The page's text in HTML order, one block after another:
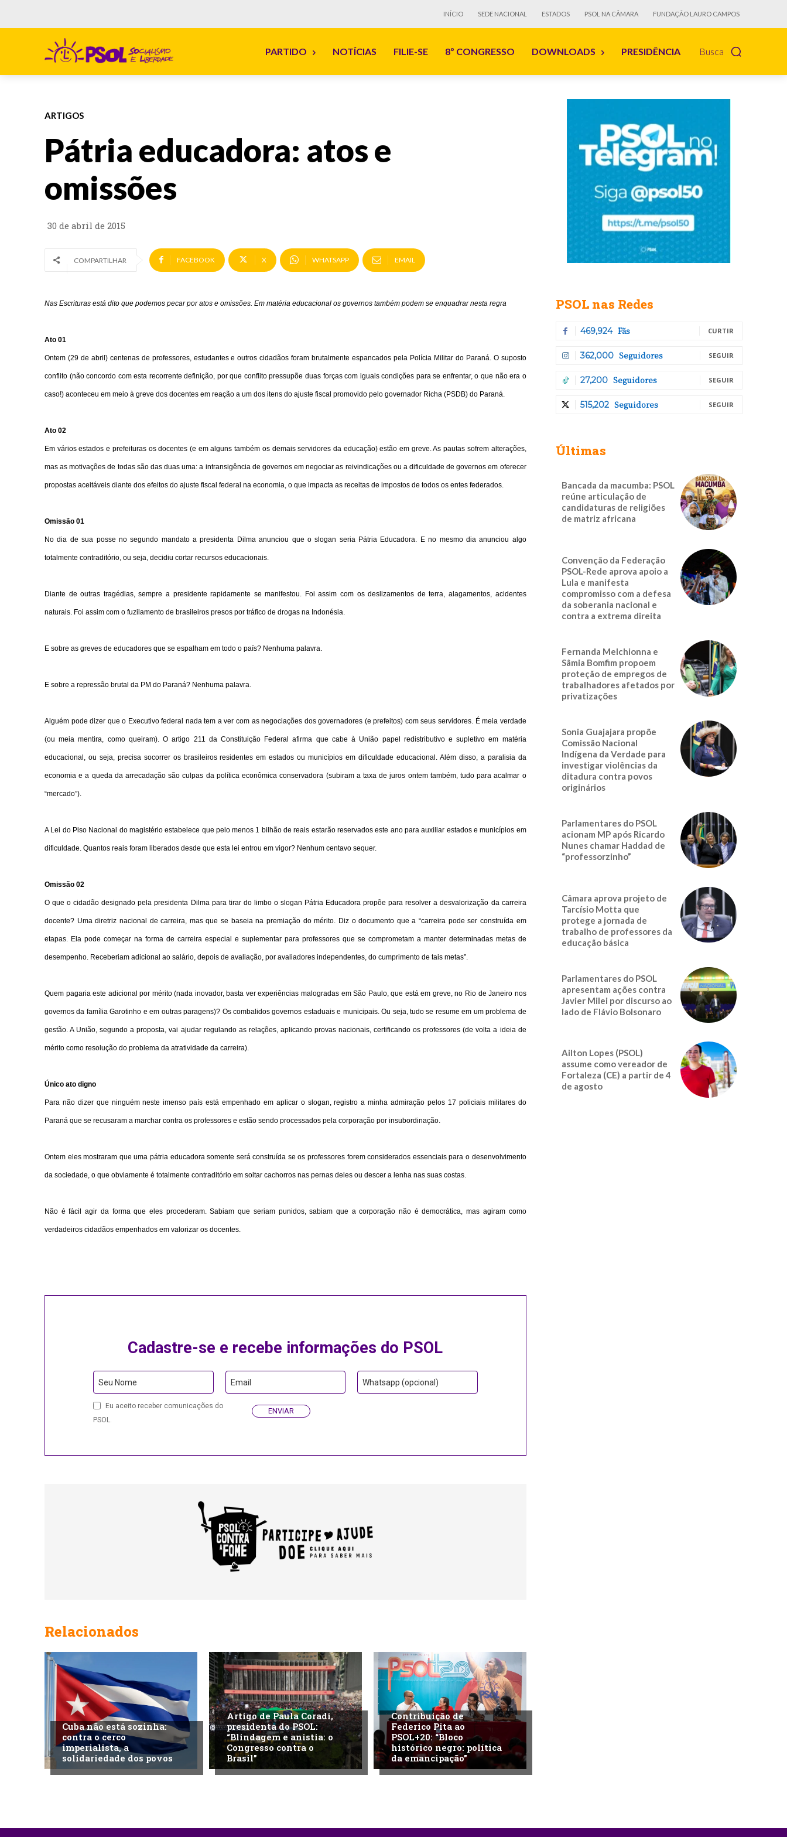
INÍCIO SEDE NACIONAL ESTADOS PSOL NA CÂMARA FUNDAÇÃO LAURO CAMPOS
Busca
PARTIDO NOTÍCIAS FILIE-SE 8º CONGRESSO DOWNLOADS PRESIDÊNCIA
ARTIGOS
Pátria educadora: atos e
omissões
30 de abril de 2015
COMPARTILHAR FACEBOOK X WHATSAPP EMAIL
Nas Escrituras está dito que podemos pecar por atos e omissões. Em matéria educacional os governos também podem se enquadrar nesta regra
Ato 01
Ontem (29 de abril) centenas de professores, estudantes e outros cidadãos foram brutalmente espancados pela Polícia Militar do Paraná. O suposto
conflito (não concordo com esta recorrente definição, por que conflito pressupõe duas forças com iguais condições para se enfrentar, o que não era o
caso!) aconteceu em meio à greve dos docentes em reação a um dos itens do ajuste fiscal promovido pelo governador Richa (PSDB) do Paraná.
Ato 02
Em vários estados e prefeituras os docentes (e em alguns também os demais servidores da educação) estão em greve. As pautas sofrem alterações,
mas as motivações de todas são das duas uma: a intransigência de governos em negociar as reivindicações ou a dificuldade de governos em oferecer
propostas aceitáveis diante dos efeitos do ajuste fiscal federal na economia, o que impacta as receitas de impostos de todos os entes federados.
Omissão 01
No dia de sua posse no segundo mandato a presidenta Dilma anunciou que o slogan seria Pátria Educadora. E no mesmo dia anunciou algo
totalmente contraditório, ou seja, decidiu cortar recursos educacionais.
Diante de outras tragédias, sempre a presidente rapidamente se manifestou. Foi assim com os deslizamentos de terra, alagamentos, acidentes
naturais. Foi assim com o fuzilamento de brasileiros presos por tráfico de drogas na Indonésia.
E sobre as greves de educadores que se espalham em todo o país? Nenhuma palavra.
E sobre a repressão brutal da PM do Paraná? Nenhuma palavra.
Alguém pode dizer que o Executivo federal nada tem a ver com as negociações dos governadores (e prefeitos) com seus servidores. É meia verdade
(ou meia mentira, como queiram). O artigo 211 da Constituição Federal afirma que cabe à União papel redistributivo e supletivo em matéria
educacional, ou seja, precisa socorrer os brasileiros residentes em estados ou municípios em dificuldade educacional. Além disso, a paralisia da
economia e a queda da arrecadação são culpas da política econômica conservadora (subiram a taxa de juros ontem também, tudo para acalmar o
“mercado”).
A Lei do Piso Nacional do magistério estabelece que pelo menos 1 bilhão de reais estarão reservados este ano para auxiliar estados e municípios em
dificuldade. Quantos reais foram liberados desde que esta lei entrou em vigor? Nenhum centavo sequer.
Omissão 02
O que o cidadão designado pela presidenta Dilma para tirar do limbo o slogan Pátria Educadora propõe para resolver a desvalorização da carreira
docente? Uma diretriz nacional de carreira, mas que se baseia na premiação do mérito. Diz o documento que a “carreira pode ser construída em
etapas. Ela pode começar na forma de carreira especial e suplementar para professores que se comprometam a manter determinadas metas de
desempenho. Receberiam adicional ao salário, depois de avaliação, por avaliadores independentes, do cumprimento de tais metas”.
Quem pagaria este adicional por mérito (nada inovador, basta ver experiências malogradas em São Paulo, que está em greve, no Rio de Janeiro nos
governos da família Garotinho e em outras paragens)? Os combalidos governos estaduais e municipais. Ou seja, tudo se resume em um problema de
gestão. A União, segundo a proposta, vai ajudar regulando as relações, aplicando provas nacionais, certificando os professores (de volta a ideia de
mérito como resolução do problema da atratividade da carreira).
Único ato digno
Para não dizer que ninguém neste imenso país está empenhado em aplicar o slogan, registro a minha admiração pelos 17 policiais militares do
Paraná que se recusaram a marchar contra os professores e estão sendo processados pela corporação por insubordinação.
Ontem eles mostraram que uma pátria educadora somente será construída se os professores forem considerados essenciais para o desenvolvimento
da sociedade, o que obviamente é totalmente contraditório em soltar cachorros nas pernas deles ou descer a lenha nas suas costas.
Não é fácil agir da forma que eles procederam. Sabiam que seriam punidos, sabiam que a corporação não é democrática, mas agiram como
verdadeiros cidadãos empenhados em valorizar os docentes.
Cadastre-se e recebe informações do PSOL
Seu Nome Email Whatsapp (opcional)
EmailEu aceito receber comunicações do
PSOL.
ENVIAR
Relacionados
Cuba não está sozinha:
contra o cerco
imperialista, a
solidariedade dos povos
Artigo de Paula Coradi,
presidenta do PSOL:
“Blindagem e anistia: o
Congresso contra o
Brasil”
Contribuição de
Federico Pita ao
PSOL+20: “Bloco
histórico negro: política
da emancipação”
PSOL nas Redes
469,924 Fãs CURTIR
362,000 Seguidores SEGUIR
27,200 Seguidores SEGUIR
515,202 Seguidores SEGUIR
Últimas
Bancada da macumba: PSOL
reúne articulação de
candidaturas de religiões
de matriz africana
Convenção da Federação
PSOL-Rede aprova apoio a
Lula e manifesta
compromisso com a defesa
da soberania nacional e
contra a extrema direita
Fernanda Melchionna e
Sâmia Bomfim propoem
proteção de empregos de
trabalhadores afetados por
privatizações
Sonia Guajajara propõe
Comissão Nacional
Indígena da Verdade para
investigar violências da
ditadura contra povos
originários
Parlamentares do PSOL
acionam MP após Ricardo
Nunes chamar Haddad de
“professorzinho”
Câmara aprova projeto de
Tarcísio Motta que
protege a jornada de
trabalho de professores da
educação básica
Parlamentares do PSOL
apresentam ações contra
Javier Milei por discurso ao
lado de Flávio Bolsonaro
Ailton Lopes (PSOL)
assume como vereador de
Fortaleza (CE) a partir de 4
de agosto